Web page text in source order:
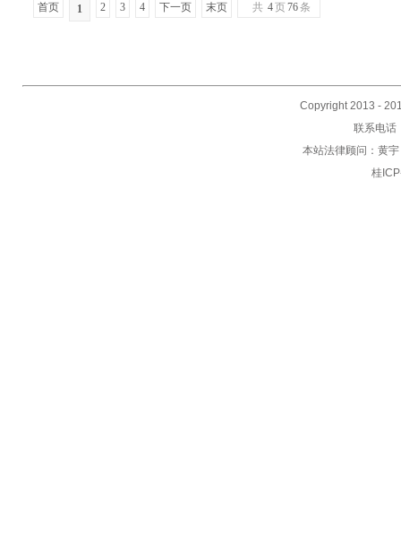
首页 1 2 3 4 下一页 末页 共 4页76条
Copyright 2013 -
联系电话
本站法律顾问：黄
桂